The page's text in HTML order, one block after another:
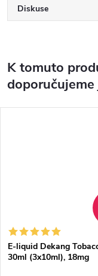
Diskuse
K tomuto
E-liquid Dekang
30ml (3x10ml), 18mg